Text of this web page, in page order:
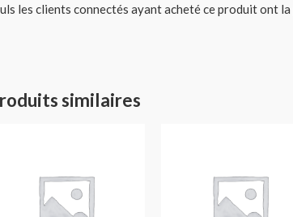
les clients connectés ayant acheté ce produit ont
similaires